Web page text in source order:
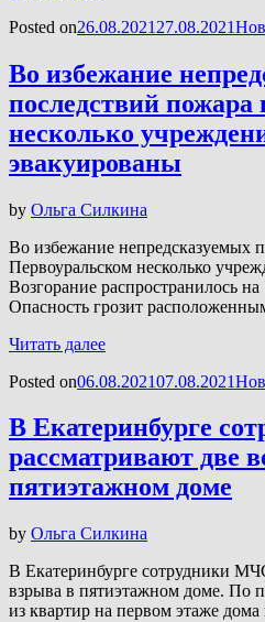
Posted on26.08.2021 27.08.2021
Во избежание
последствий
несколько
эвакуированы
by Ольга Силкина
Во избежание непредсказуемых
Первоуральском несколько
Возгорание распространилось
Опасность грозит
Читать далее
Posted on06.08.202107.08.2021
В Екатеринбурге
рассматривают две
пятиэтажном доме
by Ольга Силкина
В Екатеринбурге сотрудники
взрыва в пятиэтажном доме. По
из квартир на первом этаже